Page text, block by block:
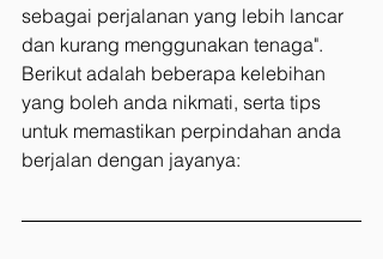
sebagai perjalanan yang lebih lancar
dan kurang menggunakan tenaga".
Berikut adalah beberapa kelebihan
yang boleh anda nikmati, serta tips
untuk memastikan perpindahan anda
berjalan dengan jayanya: